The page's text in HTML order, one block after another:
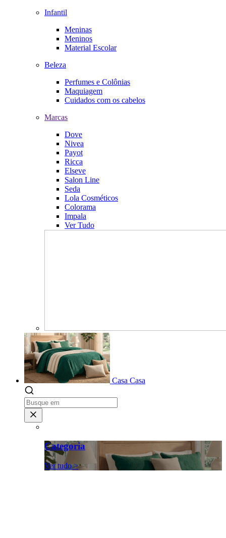
Infantil
Meninas
Meninos
Material Escolar
Beleza
Perfumes e Colônias
Maquiagem
Cuidados com os cabelos
Marcas
Dove
Nivea
Payot
Ricca
Elseve
Salon Line
Seda
Lola Cosméticos
Colorama
Impala
Ver Tudo
Casa Casa
Categoria
Ver tudo >